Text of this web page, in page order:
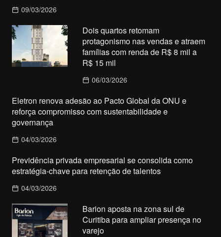
09/03/2026
Dois quartos retomam
protagonismo nas vendas e atraem
famílias com renda de R$ 8 mil a
R$ 15 mil
06/03/2026
Eletron renova adesão ao Pacto Global da ONU e
reforça compromisso com sustentabilidade e
governança
04/03/2026
Previdência privada empresarial se consolida como
estratégia-chave para retenção de talentos
04/03/2026
Barion aposta na zona sul de
Curitiba para ampliar presença no
varejo